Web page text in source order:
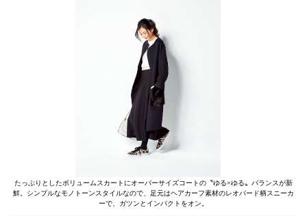
たっぷりとしたボリュームスカートにオーバーサイズコートの〝ゆる×ゆる〟バランスが新
鮮。シンプルなモノトーンスタイルなので、足元はヘアカーフ素材のレオパード柄スニーカ
ーで、ガツンとインパクトをオン。